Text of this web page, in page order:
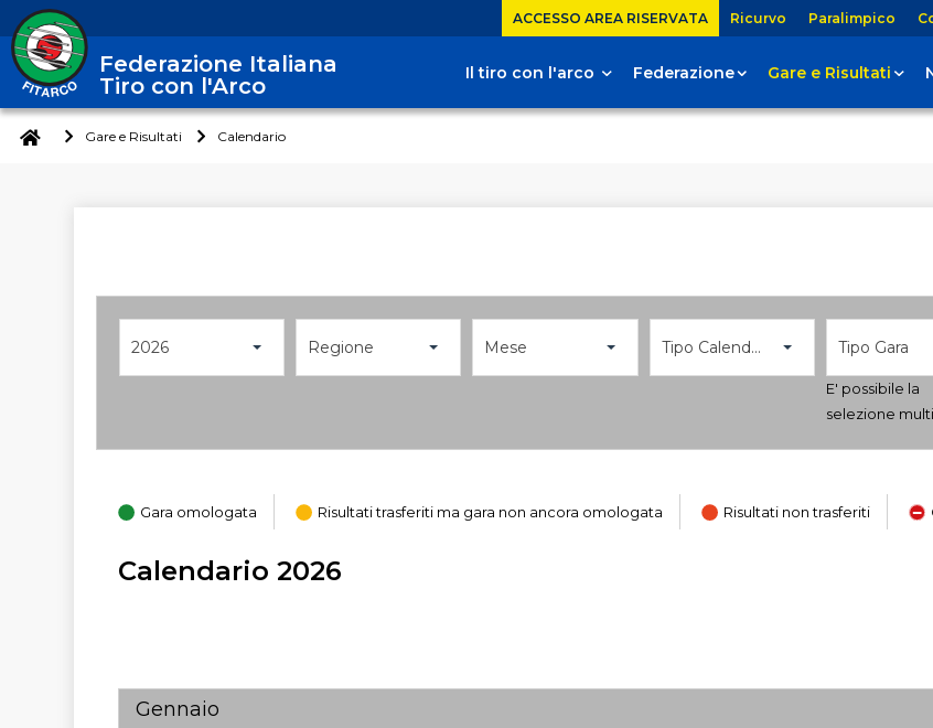
ACCESSO AREA RISERVATA Ricurvo Paralimpico
Federazione Italiana
Tiro con l'Arco
Il tiro con l'arco Federazione Gare e Risultati
Gare e Risultati Calendario
2026 Regione Mese Tipo Calendario Tipo Gara
E' possibile la
selezione
Gara omologata Risultati trasferiti ma gara non ancora omologata Risultati non trasferiti
Calendario 2026
Gennaio